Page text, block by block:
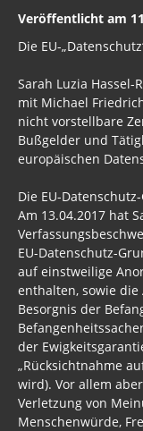
Veröffentlicht am
Die EU-
Sarah Luzia Hassel-
mit Michael
nicht vorstellbare
Bußgelder und
europäischen
Die EU-
Am 13.04.2017 hat
EU-Datenschutz-
auf einstweilige
enthalten, sowie die
Besorgnis der
der
„Rücksichtnahme
wird). Vor allem
Verletzung von
Menschenwürde,